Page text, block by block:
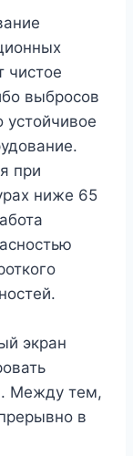
чистое
выбросов
при
ниже 65
экран
Между тем,
в